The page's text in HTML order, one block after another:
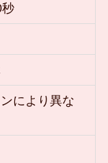
により異な